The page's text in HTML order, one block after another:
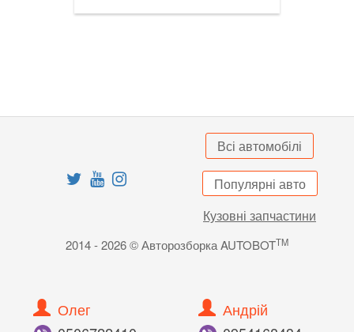
Всі автомобілі
Популярні авто
Кузовні запчастини
2014 - 2026 © Авторозборка AUTOBOTTM
Олег
Андрій